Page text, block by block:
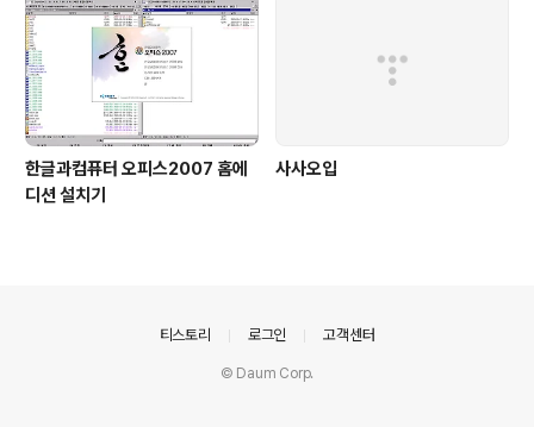
한글과컴퓨터 오피스2007 홈에
디션 설치기
사사오입
티스토리 로그인 고객센터
© Daum Corp.